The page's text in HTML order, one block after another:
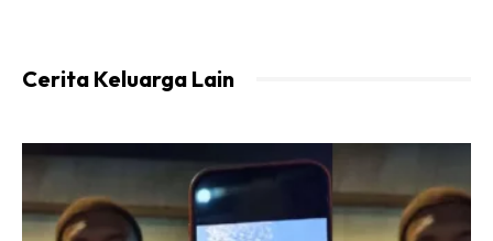
Cerita Keluarga Lain